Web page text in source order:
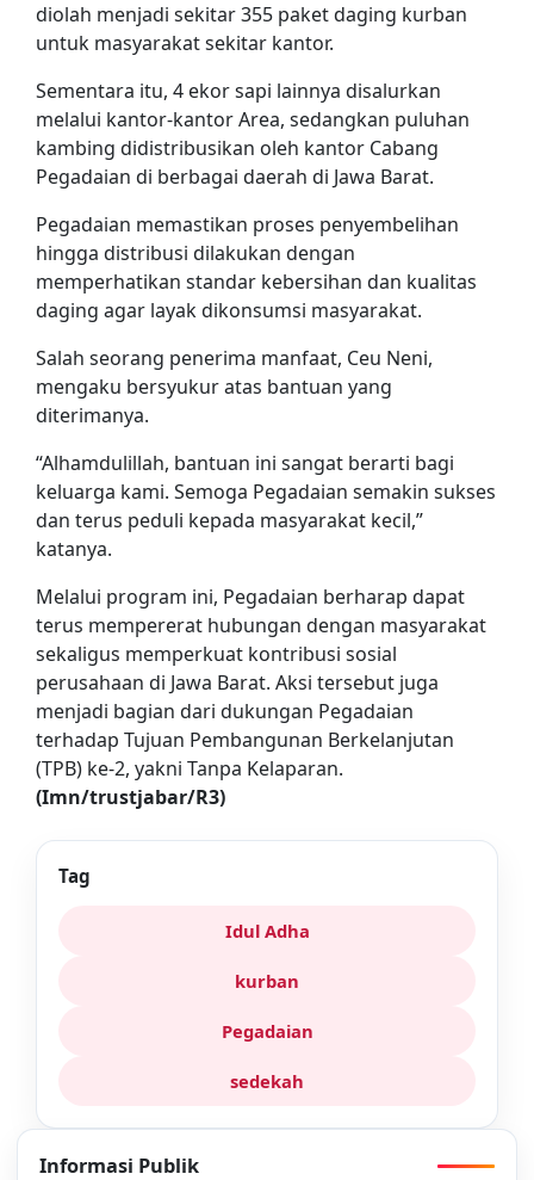
diolah menjadi sekitar 355 paket daging kurban
untuk masyarakat sekitar kantor.
Sementara itu, 4 ekor sapi lainnya disalurkan
melalui kantor-kantor Area, sedangkan puluhan
kambing didistribusikan oleh kantor Cabang
Pegadaian di berbagai daerah di Jawa Barat.
Pegadaian memastikan proses penyembelihan
hingga distribusi dilakukan dengan
memperhatikan standar kebersihan dan kualitas
daging agar layak dikonsumsi masyarakat.
Salah seorang penerima manfaat, Ceu Neni,
mengaku bersyukur atas bantuan yang
diterimanya.
“Alhamdulillah, bantuan ini sangat berarti bagi
keluarga kami. Semoga Pegadaian semakin sukses
dan terus peduli kepada masyarakat kecil,”
katanya.
Melalui program ini, Pegadaian berharap dapat
terus mempererat hubungan dengan masyarakat
sekaligus memperkuat kontribusi sosial
perusahaan di Jawa Barat. Aksi tersebut juga
menjadi bagian dari dukungan Pegadaian
terhadap Tujuan Pembangunan Berkelanjutan
(TPB) ke-2, yakni Tanpa Kelaparan.
(Imn/trustjabar/R3)
Tag
Idul Adha
kurban
Pegadaian
sedekah
Informasi Publik